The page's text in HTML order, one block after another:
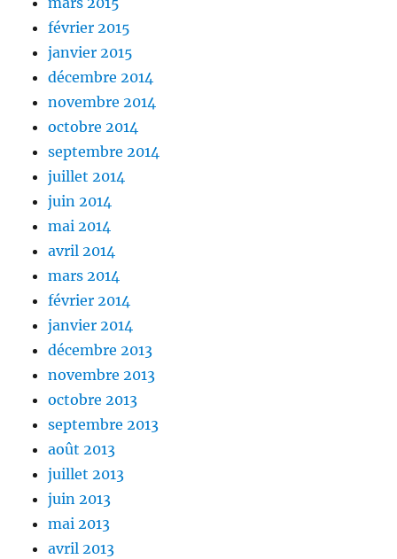
février 2015
janvier 2015
décembre 2014
novembre 2014
octobre 2014
septembre 2014
juillet 2014
juin 2014
mai 2014
avril 2014
mars 2014
février 2014
janvier 2014
décembre 2013
novembre 2013
octobre 2013
septembre 2013
août 2013
juillet 2013
juin 2013
mai 2013
avril 2013